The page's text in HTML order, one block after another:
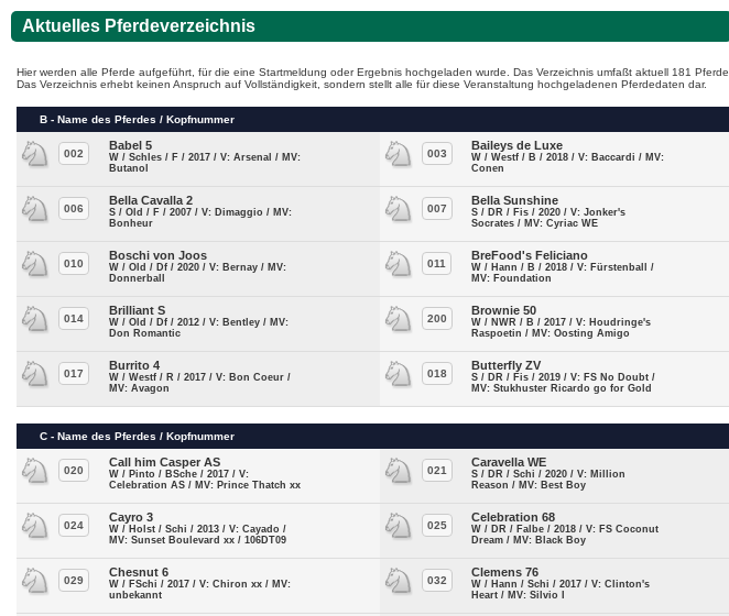
Aktuelles Pferdeverzeichnis
Hier werden alle Pferde aufgeführt, für die eine Startmeldung oder Ergebnis hochgeladen wurde. Das Verzeichnis umfaßt aktuell 181 Pferde.
Das Verzeichnis erhebt keinen Anspruch auf Vollständigkeit, sondern stellt alle für diese Veranstaltung hochgeladenen Pferdedaten dar.
B - Name des Pferdes / Kopfnummer
002
Babel 5
W / Schles / F / 2017 / V: Arsenal / MV:
Butanol
003
Baileys de Luxe
W / Westf / B / 2018 / V: Baccardi / MV:
Conen
006
Bella Cavalla 2
S / Old / F / 2007 / V: Dimaggio / MV:
Bonheur
007
Bella Sunshine
S / DR / Fis / 2020 / V: Jonker's
Socrates / MV: Cyriac WE
010
Boschi von Joos
W / Old / Df / 2020 / V: Bernay / MV:
Donnerball
011
BreFood's Feliciano
W / Hann / B / 2018 / V: Fürstenball /
MV: Foundation
014
Brilliant S
W / Old / Df / 2012 / V: Bentley / MV:
Don Romantic
200
Brownie 50
W / NWR / B / 2017 / V: Houdringe's
Raspoetin / MV: Oosting Amigo
017
Burrito 4
W / Westf / R / 2017 / V: Bon Coeur /
MV: Avagon
018
Butterfly ZV
S / DR / Fis / 2019 / V: FS No Doubt /
MV: Stukhuster Ricardo go for Gold
C - Name des Pferdes / Kopfnummer
020
Call him Casper AS
W / Pinto / BSche / 2017 / V:
Celebration AS / MV: Prince Thatch xx
021
Caravella WE
S / DR / Schi / 2020 / V: Million
Reason / MV: Best Boy
024
Cayro 3
W / Holst / Schi / 2013 / V: Cayado /
MV: Sunset Boulevard xx / 106DT09
025
Celebration 68
W / DR / Falbe / 2018 / V: FS Coconut
Dream / MV: Black Boy
029
Chesnut 6
W / FSchi / 2017 / V: Chiron xx / MV:
unbekannt
032
Clemens 76
W / Hann / Schi / 2017 / V: Clinton's
Heart / MV: Silvio I